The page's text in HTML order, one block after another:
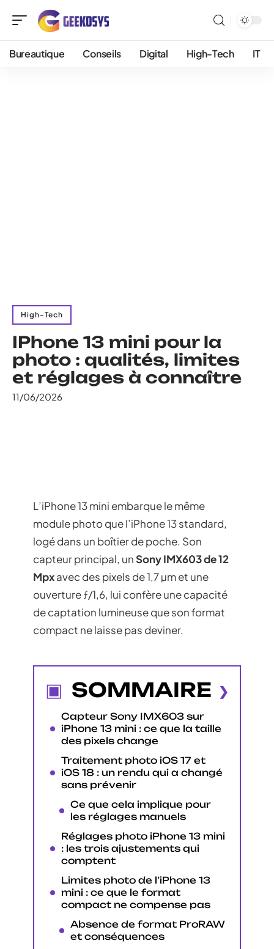
Bureautique Conseils Digital High-Tech IT
High-Tech
IPhone 13 mini pour la
photo : qualités, limites
et réglages à connaître
11/06/2026
L’iPhone 13 mini embarque le même
module photo que l’iPhone 13 standard,
logé dans un boîtier de poche. Son
capteur principal, un Sony IMX603 de 12
Mpxavec des pixels de 1,7 µm et une
ouverture ƒ/1,6, lui confère une capacité
de captation lumineuse que son format
compact ne laisse pas deviner.
SOMMAIRE
Capteur Sony IMX603 sur
iPhone 13 mini : ce que la taille
des pixels change
Traitement photo iOS 17 et
iOS 18 : un rendu qui a changé
sans prévenir
Ce que cela implique pour
les réglages manuels
Réglages photo iPhone 13 mini
: les trois ajustements qui
comptent
Limites photo de l’iPhone 13
mini : ce que le format
compact ne compense pas
Absence de format ProRAW
et conséquences